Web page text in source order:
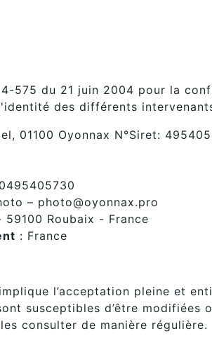
575 du 21 juin 2004 pour la
des différents
01100 Oyonnax N°Siret:
– photo@oyonnax.pro
59100 Roubaix - France
: France
implique l’acceptation pleine et
susceptibles d’être
consulter de manière régulière.